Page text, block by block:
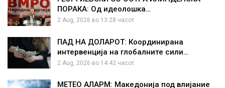
ПОРАКА: Од идеолошка…
2 Aug, 2026 во 13:28 часот.
ПАД НА ДОЛАРОТ: Координирана
интервенција на глобалните сили…
2 Aug, 2026 во 14:42 часот.
МЕТЕО АЛАРМ: Македонија под влијание